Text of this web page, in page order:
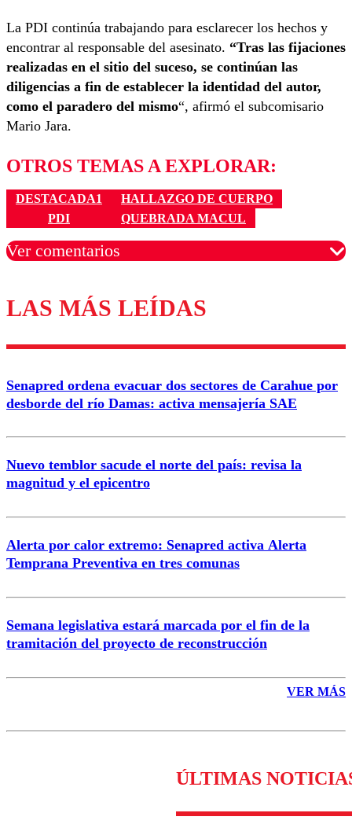
La PDI continúa trabajando para esclarecer los hechos y
encontrar al responsable del asesinato. “Tras las fijaciones
realizadas en el sitio del suceso, se continúan las
diligencias a fin de establecer la identidad del autor,
como el paradero del mismo“, afirmó el subcomisario
Mario Jara.
OTROS TEMAS A EXPLORAR:
DESTACADA1
HALLAZGO DE CUERPO
PDI
QUEBRADA MACUL
Ver comentarios
Los comentarios son moderados para garantizar un
diálogo respetuoso.
Correo
LAS MÁS LEÍDAS
Senapred ordena evacuar dos sectores de Carahue por
desborde del río Damas: activa mensajería SAE
Nuevo temblor sacude el norte del país: revisa la
magnitud y el epicentro
Alerta por calor extremo: Senapred activa Alerta
Temprana Preventiva en tres comunas
Semana legislativa estará marcada por el fin de la
tramitación del proyecto de reconstrucción
VER MÁS
ÚLTIMAS